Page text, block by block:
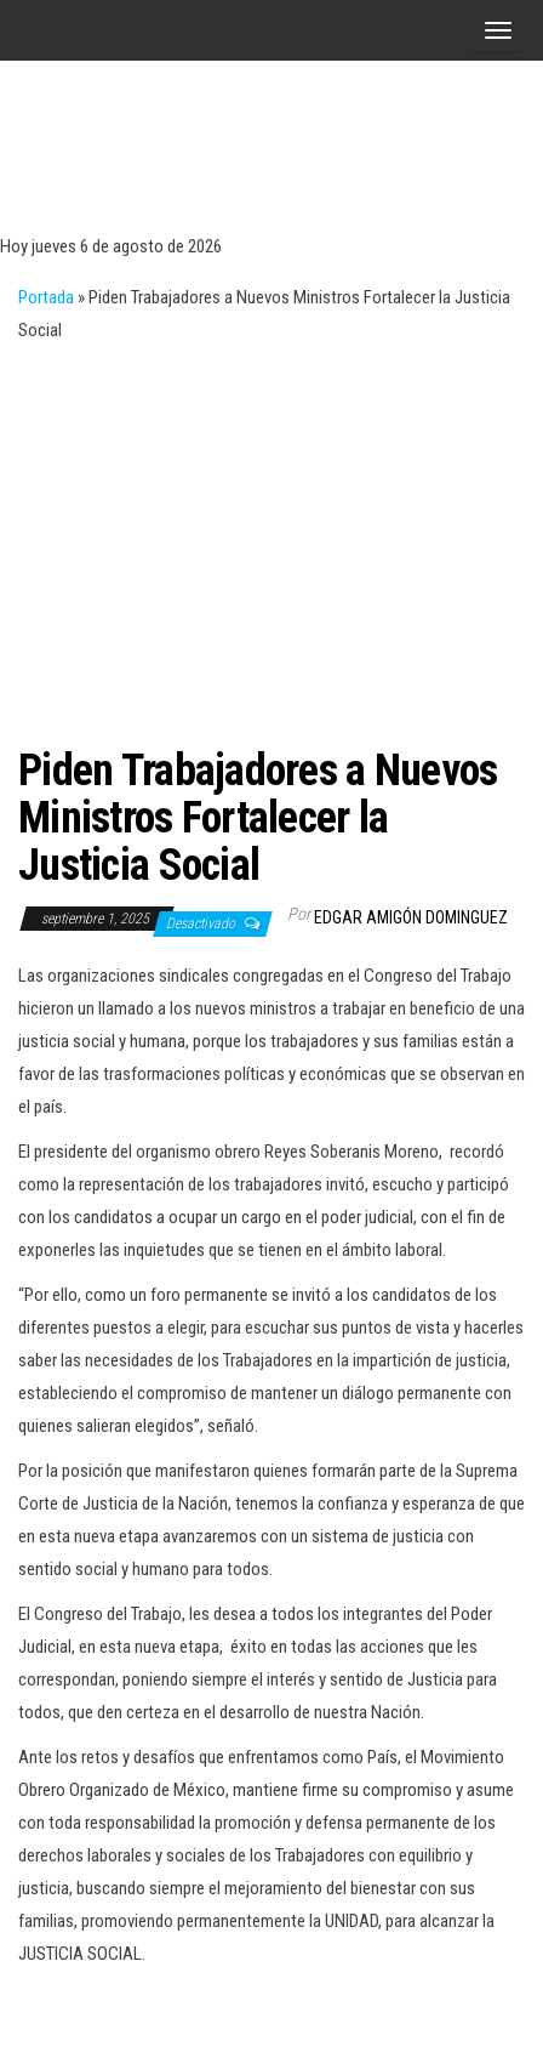
A
l
Hoy jueves 6 de agosto de 2026
Portada »Piden Trabajadores a Nuevos Ministros Fortalecer la Justicia
Social
Piden Trabajadores a Nuevos
Ministros Fortalecer la
Justicia Social
septiembre 1, 2025 Desactivado Por EDGAR AMIGÓN DOMINGUEZ
Las organizaciones sindicales congregadas en el Congreso del Trabajo
hicieron un llamado a los nuevos ministros a trabajar en beneficio de una
justicia social y humana, porque los trabajadores y sus familias están a
favor de las trasformaciones políticas y económicas que se observan en
el país.
El presidente del organismo obrero Reyes Soberanis Moreno, recordó
como la representación de los trabajadores invitó, escucho y participó
con los candidatos a ocupar un cargo en el poder judicial, con el fin de
exponerles las inquietudes que se tienen en el ámbito laboral.
“Por ello, como un foro permanente se invitó a los candidatos de los
diferentes puestos a elegir, para escuchar sus puntos de vista y hacerles
saber las necesidades de los Trabajadores en la impartición de justicia,
estableciendo el compromiso de mantener un diálogo permanente con
quienes salieran elegidos”, señaló.
Por la posición que manifestaron quienes formarán parte de la Suprema
Corte de Justicia de la Nación, tenemos la confianza y esperanza de que
en esta nueva etapa avanzaremos con un sistema de justicia con
sentido social y humano para todos.
El Congreso del Trabajo, les desea a todos los integrantes del Poder
Judicial, en esta nueva etapa, éxito en todas las acciones que les
correspondan, poniendo siempre el interés y sentido de Justicia para
todos, que den certeza en el desarrollo de nuestra Nación.
Ante los retos y desafíos que enfrentamos como País, el Movimiento
Obrero Organizado de México, mantiene firme su compromiso y asume
con toda responsabilidad la promoción y defensa permanente de los
derechos laborales y sociales de los Trabajadores con equilibrio y
justicia, buscando siempre el mejoramiento del bienestar con sus
familias, promoviendo permanentemente la UNIDAD, para alcanzar la
JUSTICIA SOCIAL.